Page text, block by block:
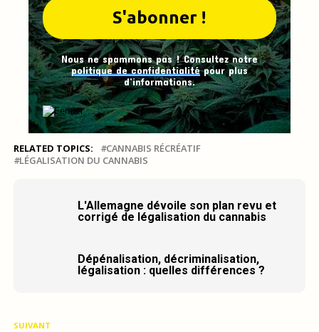
Nous ne spammons pas ! Consultez notre
politique de confidentialitépour plus
d’informations.
RELATED TOPICS:
CANNABIS RÉCRÉATIF
LÉGALISATION DU CANNABIS
L'Allemagne dévoile son plan revu et
corrigé de légalisation du cannabis
Dépénalisation, décriminalisation,
légalisation : quelles différences ?
SUIVANT